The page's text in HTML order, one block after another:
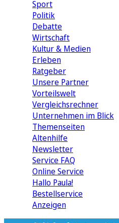
Sport
Politik
Debatte
Wirtschaft
Kultur & Medien
Erleben
Ratgeber
Unsere Partner
Vorteilswelt
Vergleichsrechner
Unternehmen im Blick
Themenseiten
Altenhilfe
Newsletter
Service FAQ
Online Service
Hallo Paula!
Bestellservice
Anzeigen